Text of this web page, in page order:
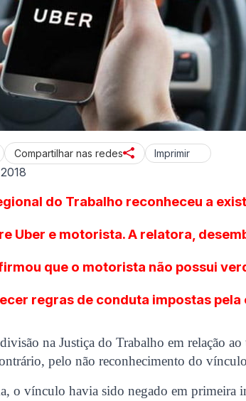
Compartilhar nas redes Imprimir
do Trabalho reconheceu a
Uber e motorista. A relatora,
que o motorista não possui
regras de conduta impostas pela
na Justiça do Trabalho em relação
pelo não reconhecimento do
o vínculo havia sido negado em primeira